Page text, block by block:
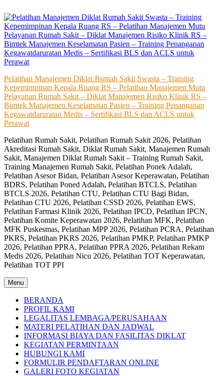
to
content
Pelatihan Manajemen Diklat Rumah Sakit Swasta – Training
Kepemimpinan Kepala Ruang RS – Pelatihan Manajemen Mutu
Pelayanan Rumah Sakit – Diklat Manajemen Risiko Klinik RS –
Bimtek Manajemen Keselamatan Pasien – Training Penanganan
Kegawatdaruratan Medis – Sertifikasi BLS dan ACLS untuk
Perawat
Pelatihan Rumah Sakit, Pelatihan Rumah Sakit 2026, Pelatihan
Akreditasi Rumah Sakit, Diklat Rumah Sakit, Manajemen Rumah
Sakit, Manajemen Diklat Rumah Sakit – Training Rumah Sakit,
Training Manajemen Rumah Sakit, Pelatihan Ponek Adalah,
Pelatihan Asesor Bidan, Pelatihan Asesor Keperawatan, Pelatihan
BDRS, Pelatihan Poned Adalah, Pelatihan BTCLS, Pelatihan
BTCLS 2026, Pelatihan CTU, Pelatihan CTU Bagi Bidan,
Pelatihan CTU 2026, Pelatihan CSSD 2026, Pelatihan EWS,
Pelatihan Farmasi Klinik 2026, Pelatihan IPCD, Pelatihan IPCN,
Pelatihan Komite Keperawatan 2026, Pelatihan MFK, Pelatihan
MFK Puskesmas, Pelatihan MPP 2026, Pelatihan PCRA, Pelatihan
PKRS, Pelatihan PKRS 2026, Pelatihan PMKP, Pelatihan PMKP
2026, Pelatihan PPRA, Pelatihan PPRA 2026, Pelatihan Rekam
Medis 2026, Pelatihan Nicu 2026, Pelatihan TOT Keperawatan,
Pelatihan TOT PPI
Menu
BERANDA
PROFIL KAMI
LEGALITAS LEMBAGA/PERUSAHAAN
MATERI PELATIHAN DAN JADWAL
INFORMASI BIAYA DAN FASILITAS DIKLAT
KEGIATAN PERMINTAAN
HUBUNGI KAMI
FORMULIR PENDAFTARAN ONLINE
GALERI FOTO KEGIATAN